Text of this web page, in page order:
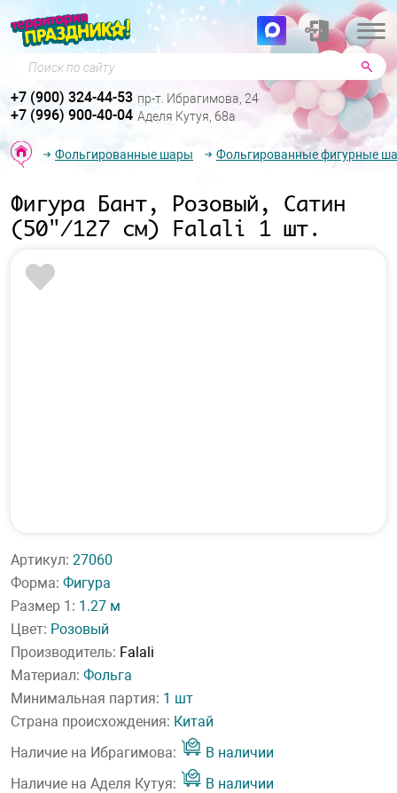
Поиск по сайту
+7 (900) 324-44-53 пр-т. Ибрагимова, 24
+7 (996) 900-40-04 Аделя Кутуя, 68а
Фольгированные шары Фольгированные фигурные
Фигура Бант, Розовый, Сатин
(50"/127 см) Falali 1 шт.
Артикул: 27060
Форма: Фигура
Размер 1: 1.27 м
Цвет: Розовый
Производитель: Falali
Материал: Фольга
Минимальная партия: 1 шт
Страна происхождения: Китай
Наличие на Ибрагимова:
В наличии
Наличие на Аделя Кутуя:
В наличии